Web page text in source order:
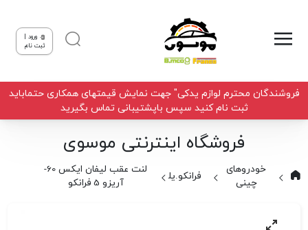
ورود |
ثبت نام
فروشندگان محترم لوازم یدکی" جهت نمایش قیمتهای همکاری حتماباید
ثبت نام کنید سپس باپشتیبانی تماس بگیرید
فروشگاه اینترنتی موسوی
خودروهای
چینی
فرانکو.یلکن
لنت عقب لیفان ایکس 60-
آریزو 5 فرانکو